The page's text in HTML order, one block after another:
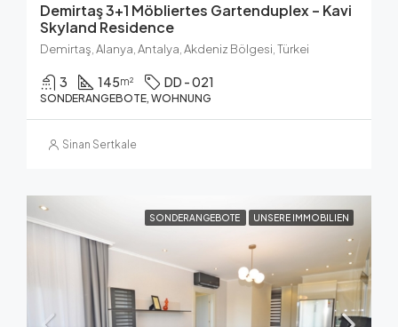
Demirtaş 3+1 Möbliertes Gartenduplex – Kavi
Skyland Residence
Demirtaş, Alanya, Antalya, Akdeniz Bölgesi, Türkei
3 145m² DD - 021
SONDERANGEBOTE, WOHNUNG
Sinan Sertkale
SONDERANGEBOTE UNSERE IMMOBILIEN